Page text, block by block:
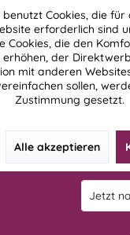
benutzt Cookies, die für
erforderlich sind
Cookies, die den
erhöhen, der
mit anderen
sollen,
Zustimmung gesetzt.
Alle akzeptieren